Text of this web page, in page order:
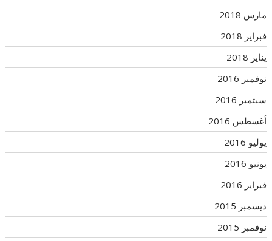
مارس 2018
فبراير 2018
يناير 2018
نوفمبر 2016
سبتمبر 2016
أغسطس 2016
يوليو 2016
يونيو 2016
فبراير 2016
ديسمبر 2015
نوفمبر 2015